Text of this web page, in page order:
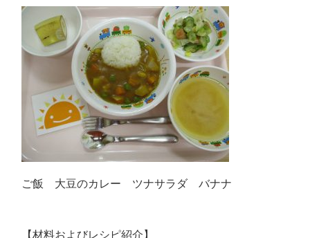
ご飯 大豆のカレー ツナサラダ バナナ
【材料およびレシピ紹介】